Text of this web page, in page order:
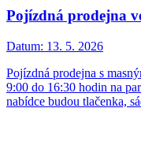
Pojízdná prodejna
Datum: 13. 5. 2026
Pojízdná prodejna s
9:00 do 16:30 hodin na
nabídce budou tlačenka,